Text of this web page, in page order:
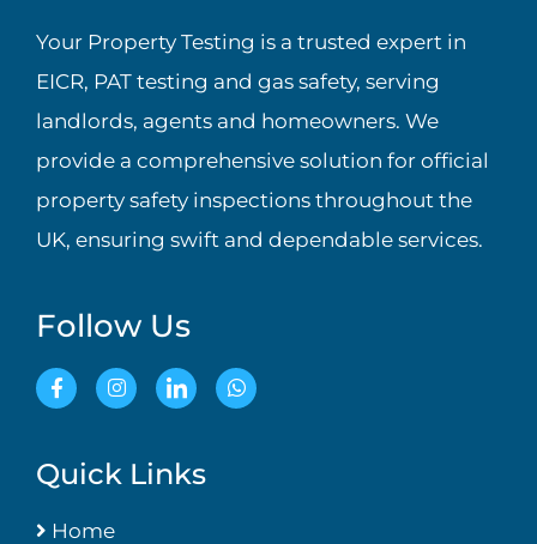
Your Property Testing is a trusted expert in
EICR, PAT testing and gas safety, serving
landlords, agents and homeowners. We
provide a comprehensive solution for official
property safety inspections throughout the
UK, ensuring swift and dependable services.
Follow Us
Quick Links
Home